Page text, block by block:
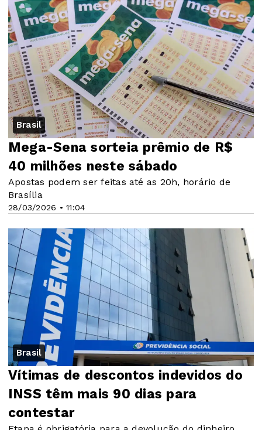
Brasil
28/03/2026 • 11:04
Mega-Sena sorteia prêmio de R$
40 milhões neste sábado
Apostas podem ser feitas até as 20h, horário de
Brasília
Brasil
Vítimas de descontos indevidos do
INSS têm mais 90 dias para
contestar